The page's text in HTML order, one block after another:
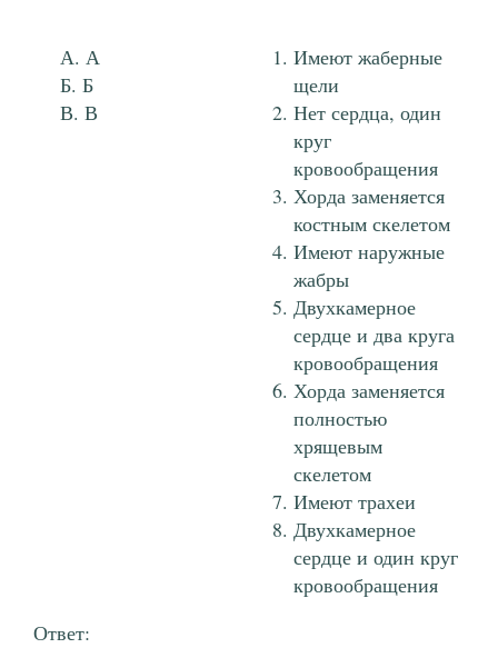
А
Б
В
Имеют жаберные
щели
Нет сердца, один
круг
кровообращения
Хорда заменяется
костным скелетом
Имеют наружные
жабры
Двухкамерное
сердце и два круга
кровообращения
Хорда заменяется
полностью
хрящевым
скелетом
Имеют трахеи
Двухкамерное
сердце и один круг
кровообращения
Ответ: